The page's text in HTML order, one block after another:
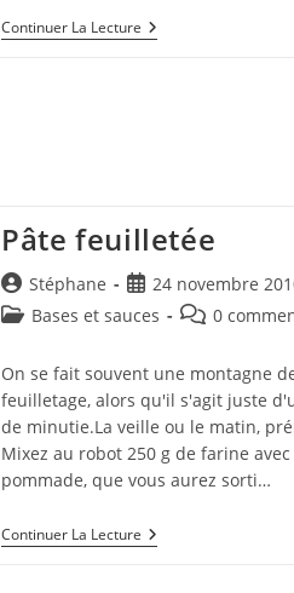
Continuer La Lecture Galette
Des
Pâte feuilletée
Auteur/autrice
de
Stéphane
Publication
publiée :
24 novembre
PostBases et sauces
la
publication :
0
On se fait souvent une montagne
feuilletage, alors qu'il s'agit juste
de minutie.La veille ou le matin,
Mixez au robot 250 g de farine
pommade, que vous aurez sorti…
Continuer La Lecture Pâte
Feuilletée